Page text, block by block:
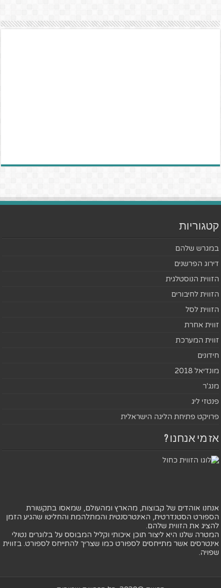
קטגוריות
במגרש שלהם
דירוג הפרשנים
הזווית הנוסטלגית
הזווית לחיבורים
הזווית לסל
זווית אחרת
זווית המערכת
חידונים
מונדיאל 2018
מנג'ר
פנטזי ליג
פרויקט פתיחת הליגה הישראלית
אז מי אנחנו ?
אנחנו אוהדים של קבוצות, מהארץ ומהעולם, שמאסו בתקשורת
הספורט הסטנדרטית, האינטרסנטית והמתלהמת והחליטו שהגיע הזמן
להציג את הזווית שלהם.
המטרה שלנו היא ליצור תוכן איכותי וקליל המבוסס על בלוגרים נטולי
אינטרסים אשר מתייחסים לספורט כמו שצריך להתייחס לספורט. בזווית
שפויה.